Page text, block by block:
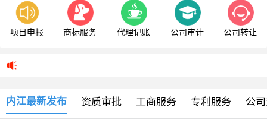
项目申报 商标服务 代理记账 公司审计 公司转让
内江最新发布 资质审批 工商服务 专利服务 公